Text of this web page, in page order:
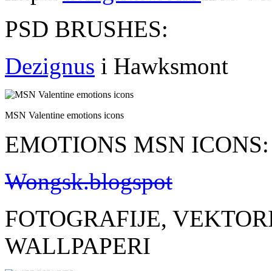
PSD BRUSHES:
Dezignus i Hawksmont
MSN Valentine emotions icons
EMOTIONS MSN ICONS:
Wongsk.blogspot
FOTOGRAFIJE,
WALLPAPERI